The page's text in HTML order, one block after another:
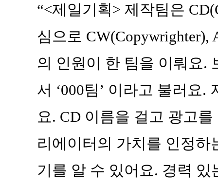
“<제일기획> 제작팀은
심으로 CW(Copywrighter),
의 인원이 한 팀을 이뤄요.
서 ‘000팀’ 이라고 불러요.
요. CD 이름을 걸고 광고
리에이터의 가치를 인정하
기를 알 수 있어요. 경력